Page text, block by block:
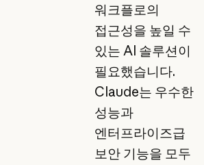
워크플로의
접근성을 높일 수
있는 AI 솔루션이
필요했습니다.
Claude는 우수한
성능과
엔터프라이즈급
보안 기능을 모두